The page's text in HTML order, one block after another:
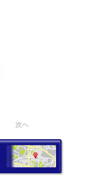
次へ